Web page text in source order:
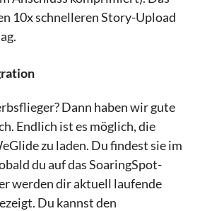
10x schnelleren Story-Upload
Dann haben wir gute
Endlich ist es möglich, die
zu laden. Du findest sie im
du auf das SoaringSpot-
werden dir aktuell laufende
Du kannst den